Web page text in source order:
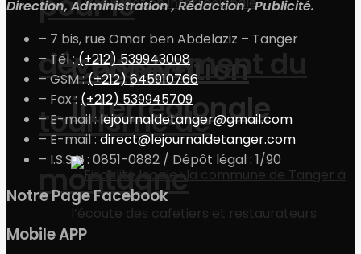
Coopération
interrégionale
développement du
tourisme de
montagne
Direction, Administration , Rédaction , Publicité.
– 7 bis, rue Omar ben Abdelaziz – Tanger
– Tél :(+212) 539943008
– GSM :(+212) 645910766
– Fax :(+212) 539945709
– E-mail :lejournaldetanger@gmail.com
– E-mail : direct@lejournaldetanger.com
– I.S.S.N : 0851-0882 / Dépôt légal : 1/90
Notre Page Facebook
Mobile APP